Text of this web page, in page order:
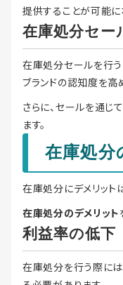
提供することが可能に
在庫処分セー
在庫処分セールを行う
ブランドの認知度を高
さらに、セールを通じ
ます。
在庫処分
在庫処分にデメリット
在庫処分のデメリット
利益率の低下
在庫処分を行う際に